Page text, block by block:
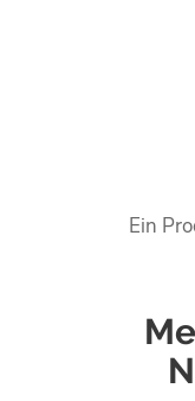
Ein